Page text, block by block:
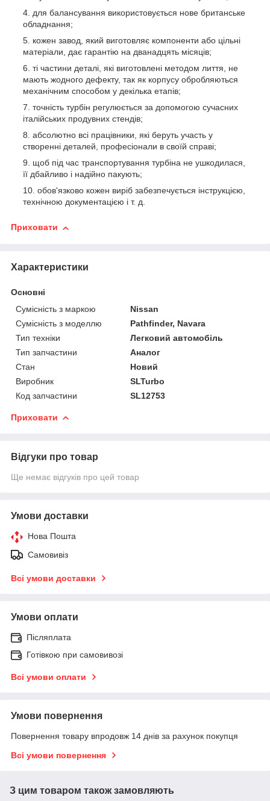
для балансування використовується нове британське
обладнання;
кожен завод, який виготовляє компоненти або цільні
матеріали, дає гарантію на дванадцять місяців;
ті частини деталі, які виготовлені методом лиття, не
мають жодного дефекту, так як корпусу обробляються
механічним способом у декілька етапів;
точність турбін регулюється за допомогою сучасних
італійських продувних стендів;
абсолютно всі працівники, які беруть участь у
створенні деталей, професіонали в своїй справі;
щоб під час транспортування турбіна не ушкодилася,
її дбайливо і надійно пакують;
обов'язково кожен виріб забезпечується інструкцією,
технічною документацією і т. д.
Приховати
Характеристики
Основні
Сумісність з маркою
Nissan
Сумісність з моделлю
Pathfinder, Navara
Тип техніки
Легковий автомобіль
Тип запчастини
Аналог
Стан
Новий
Виробник
SLTurbo
Код запчастини
SL12753
Приховати
Відгуки про товар
Ще немає відгуків про цей товар
Умови доставки
Нова Пошта
Самовивіз
Всі умови доставки
Умови оплати
Післяплата
Готівкою при самовивозі
Всі умови оплати
Умови повернення
Повернення товару впродовж 14 днів за рахунок покупця
Всі умови повернення
З цим товаром також замовляють